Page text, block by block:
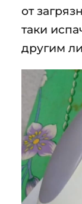
от
таки
другим